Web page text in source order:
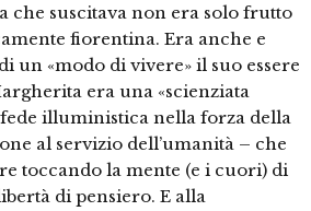
che suscitava non era solo frutto
fiorentina. Era anche e
un «modo di vivere» il suo essere
era una «scienziata
illuministica nella forza della
al servizio dell’umanità – che
toccando la mente (e i cuori) di
di pensiero. E alla